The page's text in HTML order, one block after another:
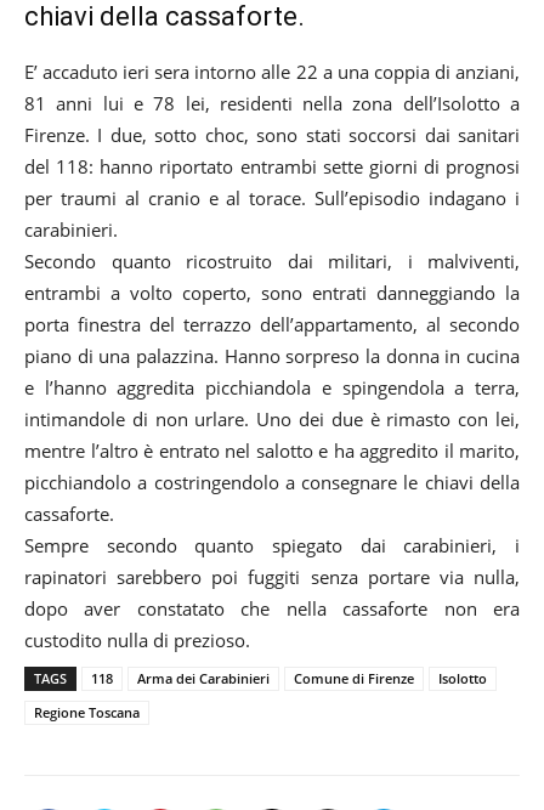
chiavi della cassaforte.
E’ accaduto ieri sera intorno alle 22 a una coppia di anziani,
81 anni lui e 78 lei, residenti nella zona dell’Isolotto a
Firenze. I due, sotto choc, sono stati soccorsi dai sanitari
del 118: hanno riportato entrambi sette giorni di prognosi
per traumi al cranio e al torace. Sull’episodio indagano i
carabinieri.
Secondo quanto ricostruito dai militari, i malviventi,
entrambi a volto coperto, sono entrati danneggiando la
porta finestra del terrazzo dell’appartamento, al secondo
piano di una palazzina. Hanno sorpreso la donna in cucina
e l’hanno aggredita picchiandola e spingendola a terra,
intimandole di non urlare. Uno dei due è rimasto con lei,
mentre l’altro è entrato nel salotto e ha aggredito il marito,
picchiandolo a costringendolo a consegnare le chiavi della
cassaforte.
Sempre secondo quanto spiegato dai carabinieri, i
rapinatori sarebbero poi fuggiti senza portare via nulla,
dopo aver constatato che nella cassaforte non era
custodito nulla di prezioso.
TAGS 118 Arma dei Carabinieri Comune di Firenze
Isolotto
Regione Toscana